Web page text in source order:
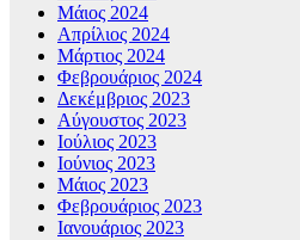
Μάιος 2024
Απρίλιος 2024
Μάρτιος 2024
Φεβρουάριος 2024
Δεκέμβριος 2023
Αύγουστος 2023
Ιούλιος 2023
Ιούνιος 2023
Μάιος 2023
Φεβρουάριος 2023
Ιανουάριος 2023